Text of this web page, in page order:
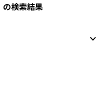
の検索結果